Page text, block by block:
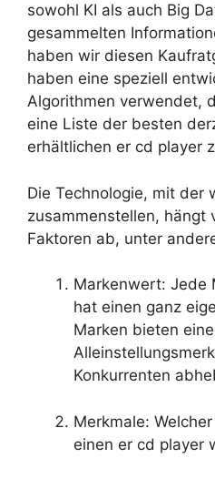
sowohl KI als auch Big
gesammelten
haben wir diesen
haben eine speziell
Algorithmen verwendet,
eine Liste der besten
erhältlichen er cd player
Die Technologie, mit der
zusammenstellen, hängt
Faktoren ab, unter
Markenwert: Jede
hat einen ganz
Marken bieten
Konkurrenten
Merkmale:
einen er cd player